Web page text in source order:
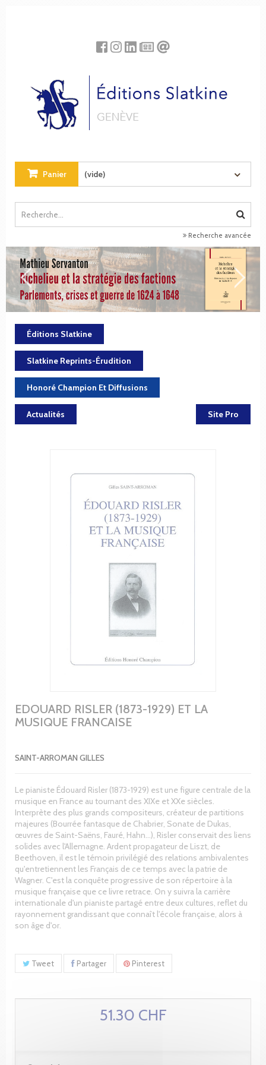
Panier (vide)
Recherche avancée
Éditions Slatkine
Slatkine Reprints-Érudition
Honoré Champion Et Diffusions
Actualités Site Pro
EDOUARD RISLER (1873-1929) ET LA
MUSIQUE FRANCAISE
SAINT-ARROMAN GILLES
Le pianiste Édouard Risler (1873-1929) est une figure centrale de la
musique en France au tournant des XIXe et XXe siècles.
Interprète des plus grands compositeurs, créateur de partitions
majeures (Bourrée fantasque de Chabrier, Sonate de Dukas,
œuvres de Saint-Saëns, Fauré, Hahn…), Risler conservait des liens
solides avec l'Allemagne. Ardent propagateur de Liszt, de
Beethoven, il est le témoin privilégié des relations ambivalentes
qu'entretiennent les Français de ce temps avec la patrie de
Wagner. C'est la conquête progressive de son répertoire à la
musique française que ce livre retrace. On y suivra la carrière
internationale d'un pianiste partagé entre deux cultures, reflet du
rayonnement grandissant que connaît l'école française, alors à
son âge d'or.
Tweet Partager Pinterest
51.30 CHF